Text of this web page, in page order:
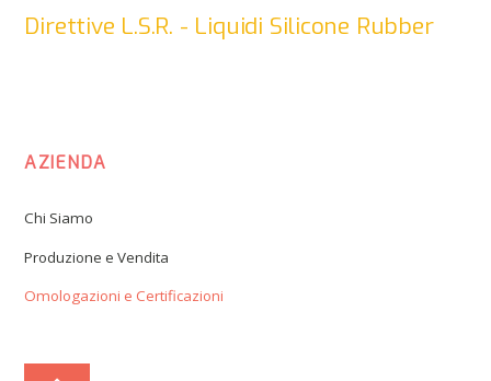
Direttive L.S.R. - Liquidi Silicone Rubber
AZIENDA
Chi Siamo
Produzione e Vendita
Omologazioni e Certificazioni